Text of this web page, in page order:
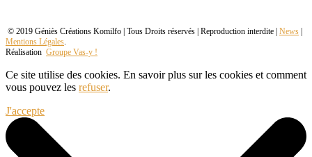
© 2019 Géniès Créations Komilfo | Tous Droits réservés | Reproduction interdite | News
Mentions Légales.
Réalisation Groupe Vas-y !
Ce site utilise des cookies. En savoir plus sur les cookies et comment
vous pouvez les refuser.
J'accepte